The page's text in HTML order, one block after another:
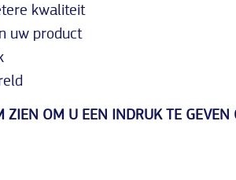
kwaliteit
uw product
ZIEN OM U EEN INDRUK TE GEVEN